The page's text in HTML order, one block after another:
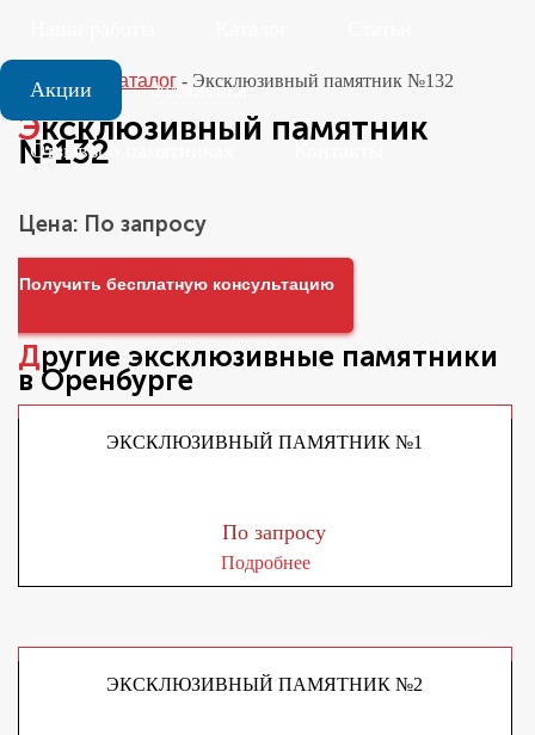
Акции Установка
Отзывы о памятниках
Главная Каталог - Эксклюзивный памятник №132
Эксклюзивный памятник
№132
Цена: По запросу
Получить бесплатную консультацию
Другие эксклюзивные памятники
в Оренбурге
ЭКСКЛЮЗИВНЫЙ ПАМЯТНИК №1
По запросу
Подробнее
ЭКСКЛЮЗИВНЫЙ ПАМЯТНИК №2